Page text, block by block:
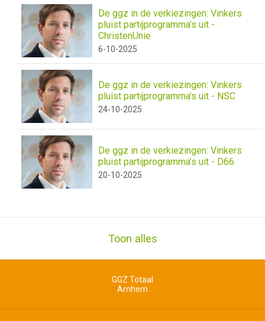
De ggz in de verkiezingen: Vinkers
pluist partijprogramma’s uit -
ChristenUnie
6-10-2025
De ggz in de verkiezingen: Vinkers
pluist partijprogramma’s uit - NSC
24-10-2025
De ggz in de verkiezingen: Vinkers
pluist partijprogramma’s uit - D66
20-10-2025
Toon alles
GGZ Totaal
Arnhem